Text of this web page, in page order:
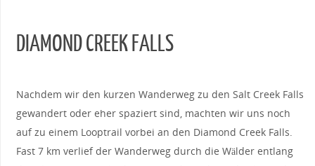
DIAMOND CREEK FALLS
Nachdem wir den kurzen Wanderweg zu den Salt Creek Falls
gewandert oder eher spaziert sind, machten wir uns noch
auf zu einem Looptrail vorbei an den Diamond Creek Falls.
Fast 7 km verlief der Wanderweg durch die Wälder entlang